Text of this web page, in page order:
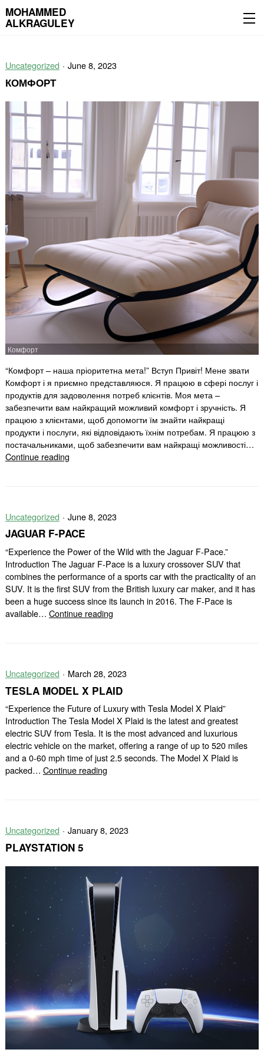
content
MOHAMMED
ALKRAGULEY
Uncategorized June 8, 2023
КОМФОРТ
Комфорт
“Комфорт – наша пріоритетна мета!” Вступ Привіт! Мене звати
Комфорт і я приємно представляюся. Я працюю в сфері послуг і
продуктів для задоволення потреб клієнтів. Моя мета –
забезпечити вам найкращий можливий комфорт і зручність. Я
працюю з клієнтами, щоб допомогти їм знайти найкращі
продукти і послуги, які відповідають їхнім потребам. Я працюю з
постачальниками, щоб забезпечити вам найкращі можливості…
Continue readingКомфорт
Uncategorized June 8, 2023
JAGUAR F-PACE
“Experience the Power of the Wild with the Jaguar F-Pace.”
Introduction The Jaguar F-Pace is a luxury crossover SUV that
combines the performance of a sports car with the practicality of an
SUV. It is the first SUV from the British luxury car maker, and it has
been a huge success since its launch in 2016. The F-Pace is
available… Continue readingJaguar
Uncategorized March 28, 2023
TESLA MODEL X PLAID
“Experience the Future of Luxury with Tesla Model X Plaid”
Introduction The Tesla Model X Plaid is the latest and greatest
electric SUV from Tesla. It is the most advanced and luxurious
electric vehicle on the market, offering a range of up to 520 miles
and a 0-60 mph time of just 2.5 seconds. The Model X Plaid is
packed… Continue readingTesla
Uncategorized
January 8, 2023
PLAYSTATION 5